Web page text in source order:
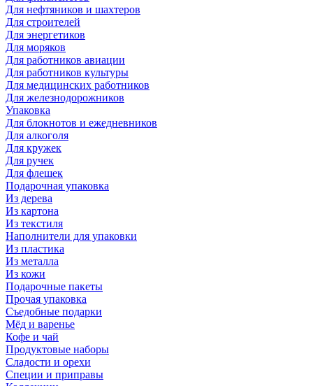
Для нефтяников и шахтеров
Для строителей
Для энергетиков
Для моряков
Для работников авиации
Для работников культуры
Для медицинских работников
Для железнодорожников
Упаковка
Для блокнотов и ежедневников
Для алкоголя
Для кружек
Для ручек
Для флешек
Подарочная упаковка
Из дерева
Из картона
Из текстиля
Наполнители для упаковки
Из пластика
Из металла
Из кожи
Подарочные пакеты
Прочая упаковка
Съедобные подарки
Мёд и варенье
Кофе и чай
Продуктовые наборы
Сладости и орехи
Специи и приправы